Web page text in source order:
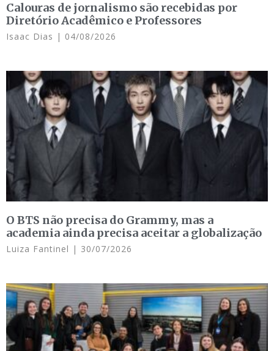
Calouras de jornalismo são recebidas por
Diretório Acadêmico e Professores
Isaac Dias 04/08/2026
O BTS não precisa do Grammy, mas a
academia ainda precisa aceitar a globalização
Luiza Fantinel 30/07/2026